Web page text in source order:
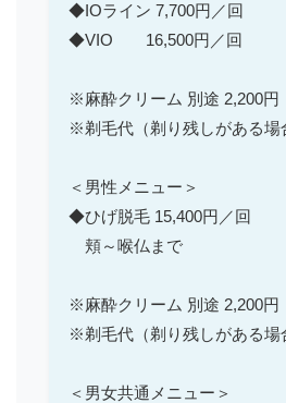
◆IOライン 7,700円／回
◆VIO 16,500円／回
※麻酔クリーム 別途 2,200円
※剃毛代（剃り残しがある場
＜男性メニュー＞
◆ひげ脱毛 15,400円／回
頬～喉仏まで
※麻酔クリーム 別途 2,200円
※剃毛代（剃り残しがある場
＜男女共通メニュー＞